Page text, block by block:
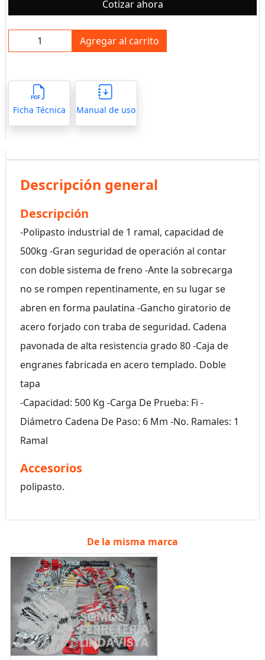
Cotizar ahora
Agregar al carrito
Ficha Técnica Manual de uso
Descripción general
Descripción
-Polipasto industrial de 1 ramal, capacidad de
500kg -Gran seguridad de operación al contar
con doble sistema de freno -Ante la sobrecarga
no se rompen repentinamente, en su lugar se
abren en forma paulatina -Gancho giratorio de
acero forjado con traba de seguridad. Cadena
pavonada de alta resistencia grado 80 -Caja de
engranes fabricada en acero templado. Doble
tapa
-Capacidad: 500 Kg -Carga De Prueba: Fi -
Diámetro Cadena De Paso: 6 Mm -No. Ramales: 1
Ramal
Accesorios
polipasto.
De la misma marca